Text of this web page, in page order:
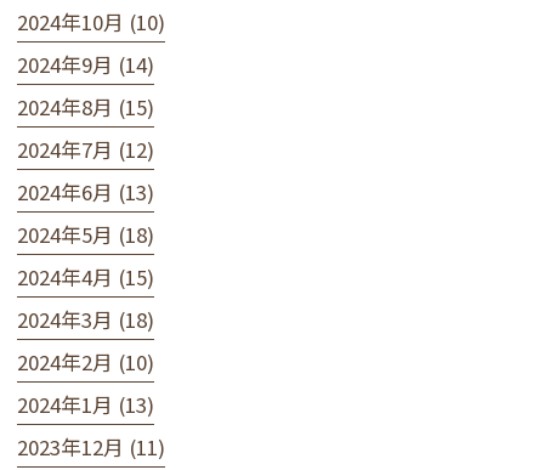
2024年10月 (10)
2024年9月 (14)
2024年8月 (15)
2024年7月 (12)
2024年6月 (13)
2024年5月 (18)
2024年4月 (15)
2024年3月 (18)
2024年2月 (10)
2024年1月 (13)
2023年12月 (11)